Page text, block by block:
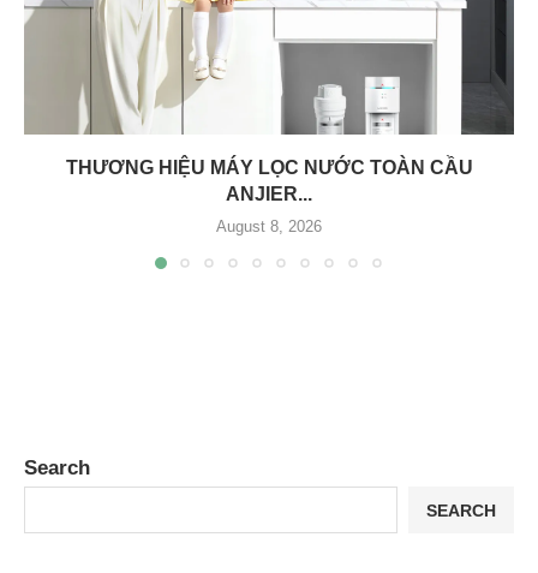
THƯƠNG HIỆU MÁY LỌC NƯỚC TOÀN CẦU
ANJIER...
August 8, 2026
Search
SEARCH